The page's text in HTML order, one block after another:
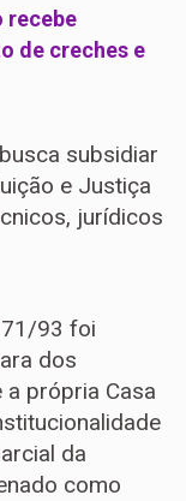
recebe
de creches e
subsidiar
e Justiça
jurídicos
93 foi
dos
própria Casa
da
como